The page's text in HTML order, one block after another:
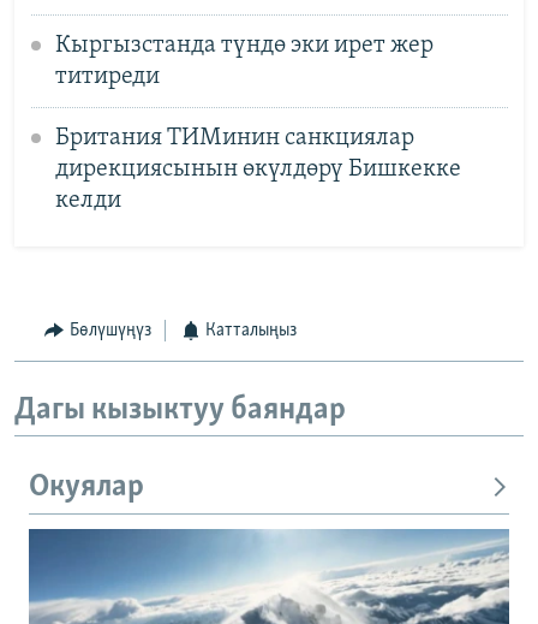
Кыргызстанда түндө эки ирет жер
титиреди
Британия ТИМинин санкциялар
дирекциясынын өкүлдөрү Бишкекке
келди
Бөлүшүңүз Катталыңыз
Дагы кызыктуу баяндар
Окуялар